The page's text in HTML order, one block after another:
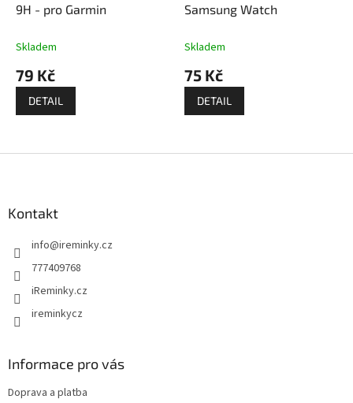
9H - pro Garmin
Skladem
79 Kč
DETAIL
Samsung Watch
Skladem
75 Kč
DETAIL
Kontakt
info@ireminky.cz
777409768
iReminky.cz
ireminkycz
Informace pro vás
Doprava a platba